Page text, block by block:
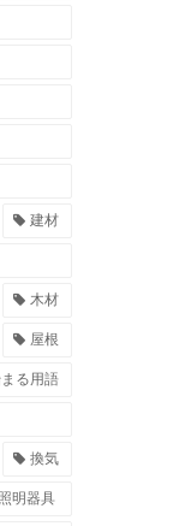
建材
木材
屋根
まる用語
換気
照明器具